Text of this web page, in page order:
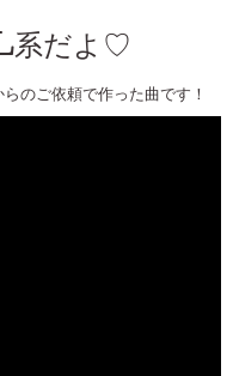
系だよ♡
のご依頼で作った曲です！